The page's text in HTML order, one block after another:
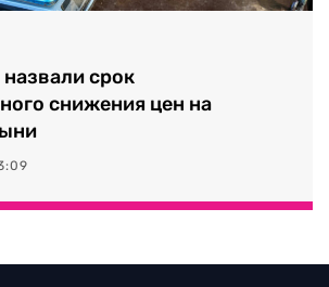
срок
снижения цен на